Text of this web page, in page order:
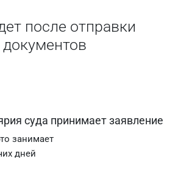
после отправки
документов
суда принимает заявление
занимает
дней